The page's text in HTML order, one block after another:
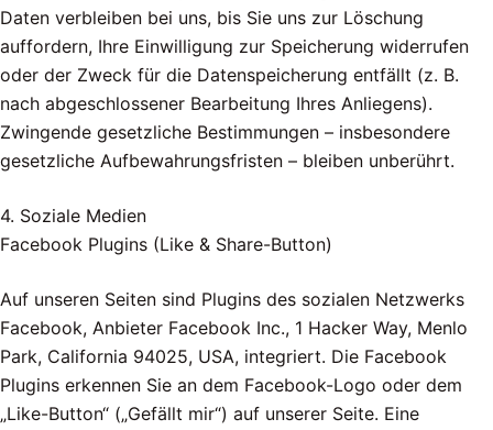
Daten verbleiben bei uns, bis Sie uns zur Löschung
auffordern, Ihre Einwilligung zur Speicherung widerrufen
oder der Zweck für die Datenspeicherung entfällt (z. B.
nach abgeschlossener Bearbeitung Ihres Anliegens).
Zwingende gesetzliche Bestimmungen – insbesondere
gesetzliche Aufbewahrungsfristen – bleiben unberührt.
4. Soziale Medien
Facebook Plugins (Like & Share-Button)
Auf unseren Seiten sind Plugins des sozialen Netzwerks
Facebook, Anbieter Facebook Inc., 1 Hacker Way, Menlo
Park, California 94025, USA, integriert. Die Facebook
Plugins erkennen Sie an dem Facebook-Logo oder dem
„Like-Button“ („Gefällt mir“) auf unserer Seite. Eine